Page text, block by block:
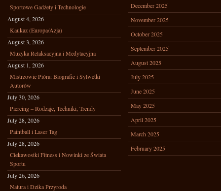
Sportowe Gadżety i Technologie
August 4, 2026
Kaukaz (Europa/Azja)
August 3, 2026
Muzyka Relaksacyjna i Medytacyjna
August 1, 2026
Mistrzowie Pióra: Biografie i Sylwetki
Autorów
July 30, 2026
Piercing – Rodzaje, Techniki, Trendy
July 28, 2026
Paintball i Laser Tag
July 28, 2026
Ciekawostki Fitness i Nowinki ze Świata
Sportu
July 26, 2026
Natura i Dzika Przyroda
December 2025
November 2025
October 2025
September 2025
August 2025
July 2025
June 2025
May 2025
April 2025
March 2025
February 2025